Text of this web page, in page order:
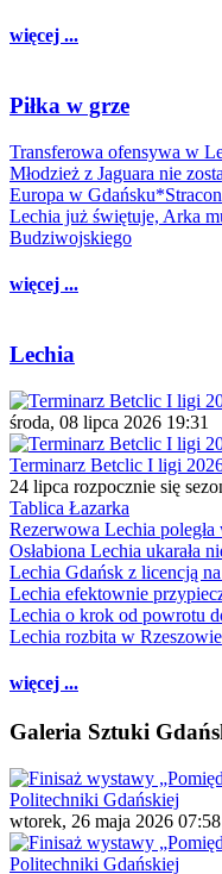
więcej ...
Piłka w grze
Transferowa ofensywa w
Młodzież z Jaguara nie
Europa w
Lechia już świętuje, Arka
Budziwojskiego
więcej ...
Lechia
środa, 08 lipca 2026 19:31
Terminarz Betclic I ligi
24 lipca rozpocznie się
Tablica Łazarka
Rezerwowa Lechia
Osłabiona Lechia ukarała
Lechia Gdańsk z licencją
Lechia efektownie
Lechia o krok od powrotu
Lechia rozbita w Rzeszowie
więcej ...
Galeria Sztuki
wtorek, 26 maja 2026 07:58